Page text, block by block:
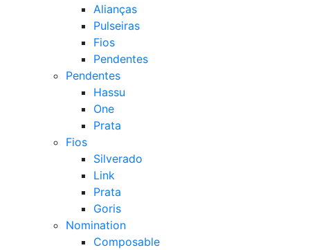
Alianças
Pulseiras
Fios
Pendentes
Pendentes
Hassu
One
Prata
Fios
Silverado
Link
Prata
Goris
Nomination
Composable